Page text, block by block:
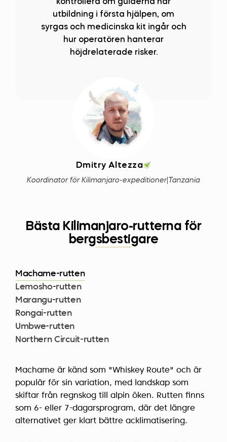
kontrollera om guiderna har
utbildning i första hjälpen, om
syrgas och medicinska kit ingår och
hur operatören hanterar
höjdrelaterade risker.
Dmitry Altezza
Koordinator för Kilimanjaro-expeditioner| Tanzania
Bästa Kilimanjaro-rutterna för
bergsbestigare
Machame-rutten
Lemosho-rutten
Marangu-rutten
Rongai-rutten
Umbwe-rutten
Northern Circuit-rutten
Machame är känd som "Whiskey Route" och är
populär för sin variation, med landskap som
skiftar från regnskog till alpin öken. Rutten finns
som 6- eller 7-dagarsprogram, där det längre
alternativet ger klart bättre acklimatisering.